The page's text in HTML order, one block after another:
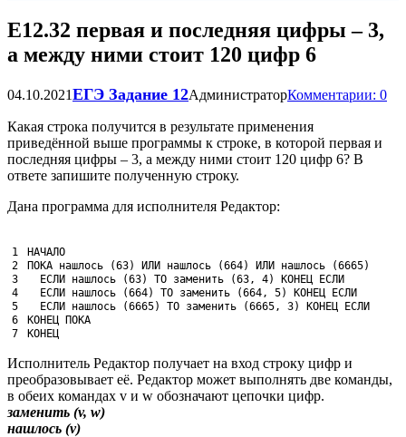
Е12.32 первая и последняя цифры – 3,
а между ними стоит 120 цифр 6
04.10.2021ЕГЭ Задание 12АдминистраторКомментарии: 0
Какая строка получится в результате применения
приведённой выше программы к строке, в которой первая и
последняя цифры – 3, а между ними стоит 120 цифр 6? В
ответе запишите полученную строку.
Дана программа для исполнителя Редактор:
1
2
3
4
5
6
7
НАЧАЛО
ПОКА нашлось (63) ИЛИ нашлось (664) ИЛИ нашлось (6665)
ЕСЛИ нашлось (63) ТО заменить (63, 4) КОНЕЦ ЕСЛИ
ЕСЛИ нашлось (664) ТО заменить (664, 5) КОНЕЦ ЕСЛИ
ЕСЛИ нашлось (6665) ТО заменить (6665, 3) КОНЕЦ ЕСЛИ
КОНЕЦ ПОКА
КОНЕЦ
Исполнитель Редактор получает на вход строку цифр и
преобразовывает её. Редактор может выполнять две команды,
в обеих командах v и w обозначают цепочки цифр.
заменить (v, w)
нашлось (v)